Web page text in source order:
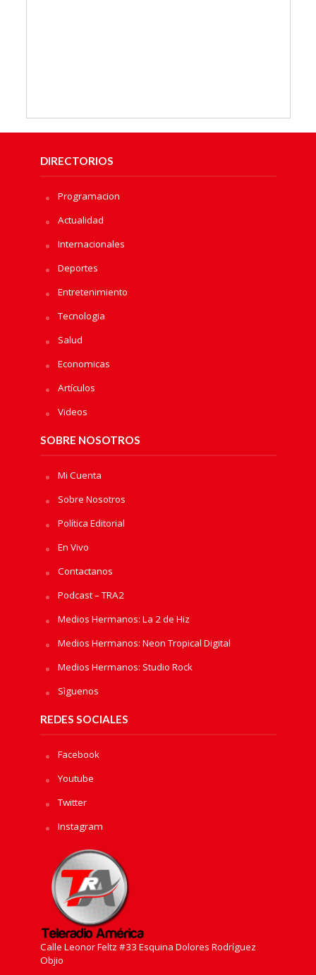
DIRECTORIOS
Programacion
Actualidad
Internacionales
Deportes
Entretenimiento
Tecnologia
Salud
Economicas
Artículos
Videos
SOBRE NOSOTROS
Mi Cuenta
Sobre Nosotros
Política Editorial
En Vivo
Contactanos
Podcast – TRA2
Medios Hermanos: La 2 de Hiz
Medios Hermanos: Neon Tropical Digital
Medios Hermanos: Studio Rock
Sìguenos
REDES SOCIALES
Facebook
Youtube
Twitter
Instagram
Calle Leonor Feltz #33 Esquina Dolores Rodríguez
Objio